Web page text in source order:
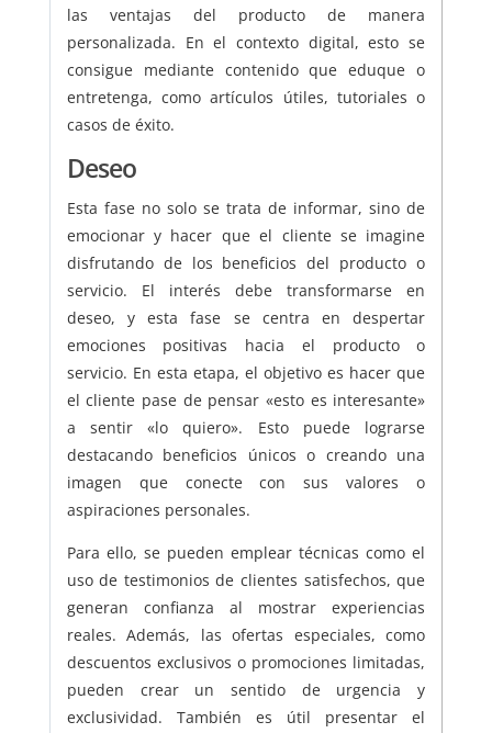
las ventajas del producto de manera
personalizada. En el contexto digital, esto se
consigue mediante contenido que eduque o
entretenga, como artículos útiles, tutoriales o
casos de éxito.
Deseo
Esta fase no solo se trata de informar, sino de
emocionar y hacer que el cliente se imagine
disfrutando de los beneficios del producto o
servicio. El interés debe transformarse en
deseo, y esta fase se centra en despertar
emociones positivas hacia el producto o
servicio. En esta etapa, el objetivo es hacer que
el cliente pase de pensar «esto es interesante»
a sentir «lo quiero». Esto puede lograrse
destacando beneficios únicos o creando una
imagen que conecte con sus valores o
aspiraciones personales.
Para ello, se pueden emplear técnicas como el
uso de testimonios de clientes satisfechos, que
generan confianza al mostrar experiencias
reales. Además, las ofertas especiales, como
descuentos exclusivos o promociones limitadas,
pueden crear un sentido de urgencia y
exclusividad. También es útil presentar el